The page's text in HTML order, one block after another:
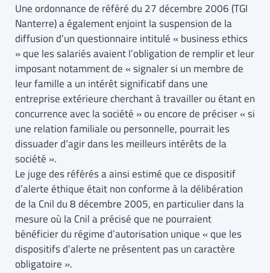
Une ordonnance de référé du 27 décembre 2006 (TGI
Nanterre) a également enjoint la suspension de la
diffusion d’un questionnaire intitulé « business ethics
» que les salariés avaient l’obligation de remplir et leur
imposant notamment de « signaler si un membre de
leur famille a un intérêt significatif dans une
entreprise extérieure cherchant à travailler ou étant en
concurrence avec la société » ou encore de préciser « si
une relation familiale ou personnelle, pourrait les
dissuader d’agir dans les meilleurs intérêts de la
société ».
Le juge des référés a ainsi estimé que ce dispositif
d’alerte éthique était non conforme à la délibération
de la Cnil du 8 décembre 2005, en particulier dans la
mesure où la Cnil a précisé que ne pourraient
bénéficier du régime d’autorisation unique « que les
dispositifs d’alerte ne présentent pas un caractère
obligatoire ».